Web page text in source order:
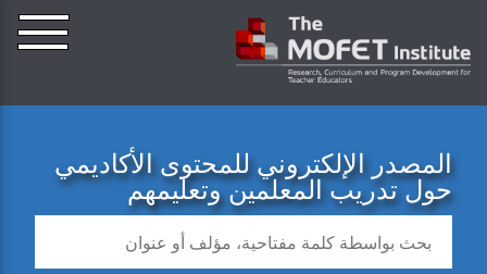
المصدر الإلكتروني للمحتوى الأكاديمي
حول تدريب المعلمين وتعليمهم